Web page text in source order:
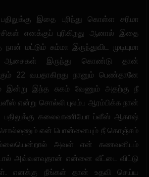
இதை புரிந்து கொள்ள சரிமா
எனக்குப் புரிகிறது ஆனால் இதை
நான் மட்டும் சும்மா இருந்துவிட முடியுமா
ஆசைகள் இருந்து கொண்டு தான்
22 வயதாகிறது நானும் பெண்தானே
இன்று இந்த சுகம் வேணும் அதற்கு நீ
என்று சொல்லி புலம்ப ஆரம்பிக்க நான்
பதிலுக்கு கலைவாணியோ ப்ளீஸ் ஆகாஷ்
சொல்லணும் என் பொன்னையும் நீ கொஞ்சம்
அவள் என் கணவனிடம்
அவ்வளவுதான் என்னை வீட்டை விட்டு
எனக்கு நீங்கள் தான் உதவி செய்ய